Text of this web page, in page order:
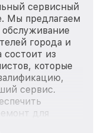
сервисный
Мы предлагаем
города и
из
которые
сервис.
для
Elcan, вне